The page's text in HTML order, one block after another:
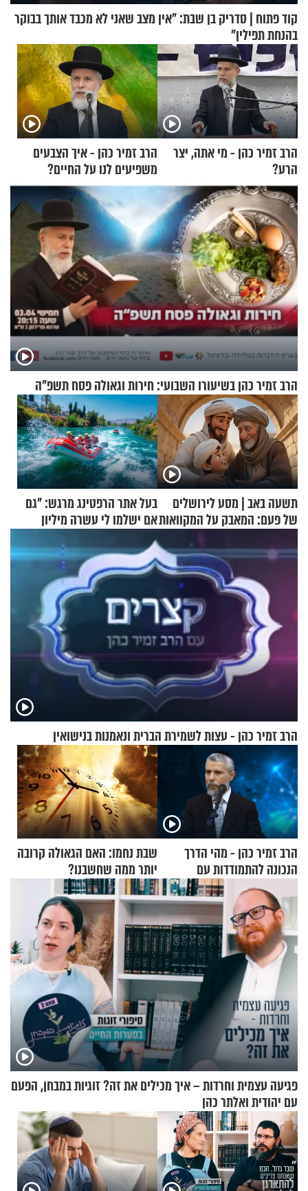
קוד פתוח | סדריק בן שבת: "אין מצב שאני לא מכבד אותך בבוקר
בהנחת תפילין"
הרב זמיר כהן - מי אתה, יצר
הרע?
הרב זמיר כהן - איך הצבעים
משפיעים לנו על החיים?
הרב זמיר כהן בשיעורו השבועי: חירות וגאולה פסח תשפ"ה
תשעה באב | מסע לירושלים
של פעם: המאבק על המקוואות
בעל אתר הרפטינג מרגש: "גם
אם ישלמו לי עשרה מיליון
שקלים - לא אפתח בשבת"
הרב זמיר כהן - עצות לשמירת הברית ונאמנות בנישואין
הרב זמיר כהן - מהי הדרך
הנכונה להתמודדות עם
אסונות?
שבת נחמו: האם הגאולה קרובה
יותר ממה שחשבנו?
פגיעה עצמית וחרדות – איך מכילים את זה? זוגיות במבחן, הפעם
עם יהודית ואלתר כהן